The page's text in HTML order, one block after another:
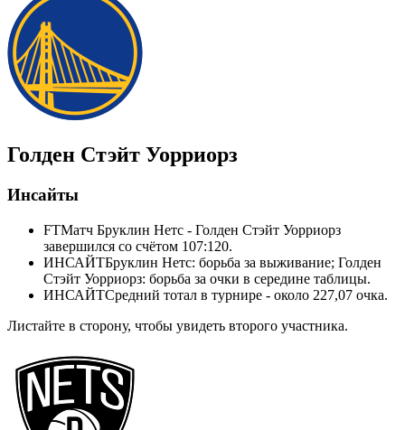
Голден Стэйт Уорриорз
Инсайты
FTМатч Бруклин Нетс - Голден Стэйт Уорриорз
завершился со счётом 107:120.
ИНСАЙТБруклин Нетс: борьба за выживание; Голден
Стэйт Уорриорз: борьба за очки в середине таблицы.
ИНСАЙТСредний тотал в турнире - около 227,07 очка.
Листайте в сторону, чтобы увидеть второго участника.